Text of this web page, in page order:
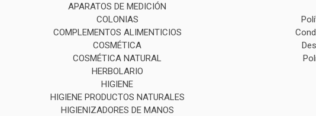
APARATOS DE MEDICIÓN
COLONIAS
COMPLEMENTOS ALIMENTICIOS
COSMÉTICA
COSMÉTICA NATURAL
HERBOLARIO
HIGIENE
HIGIENE PRODUCTOS NATURALES
HIGIENIZADORES DE MANOS